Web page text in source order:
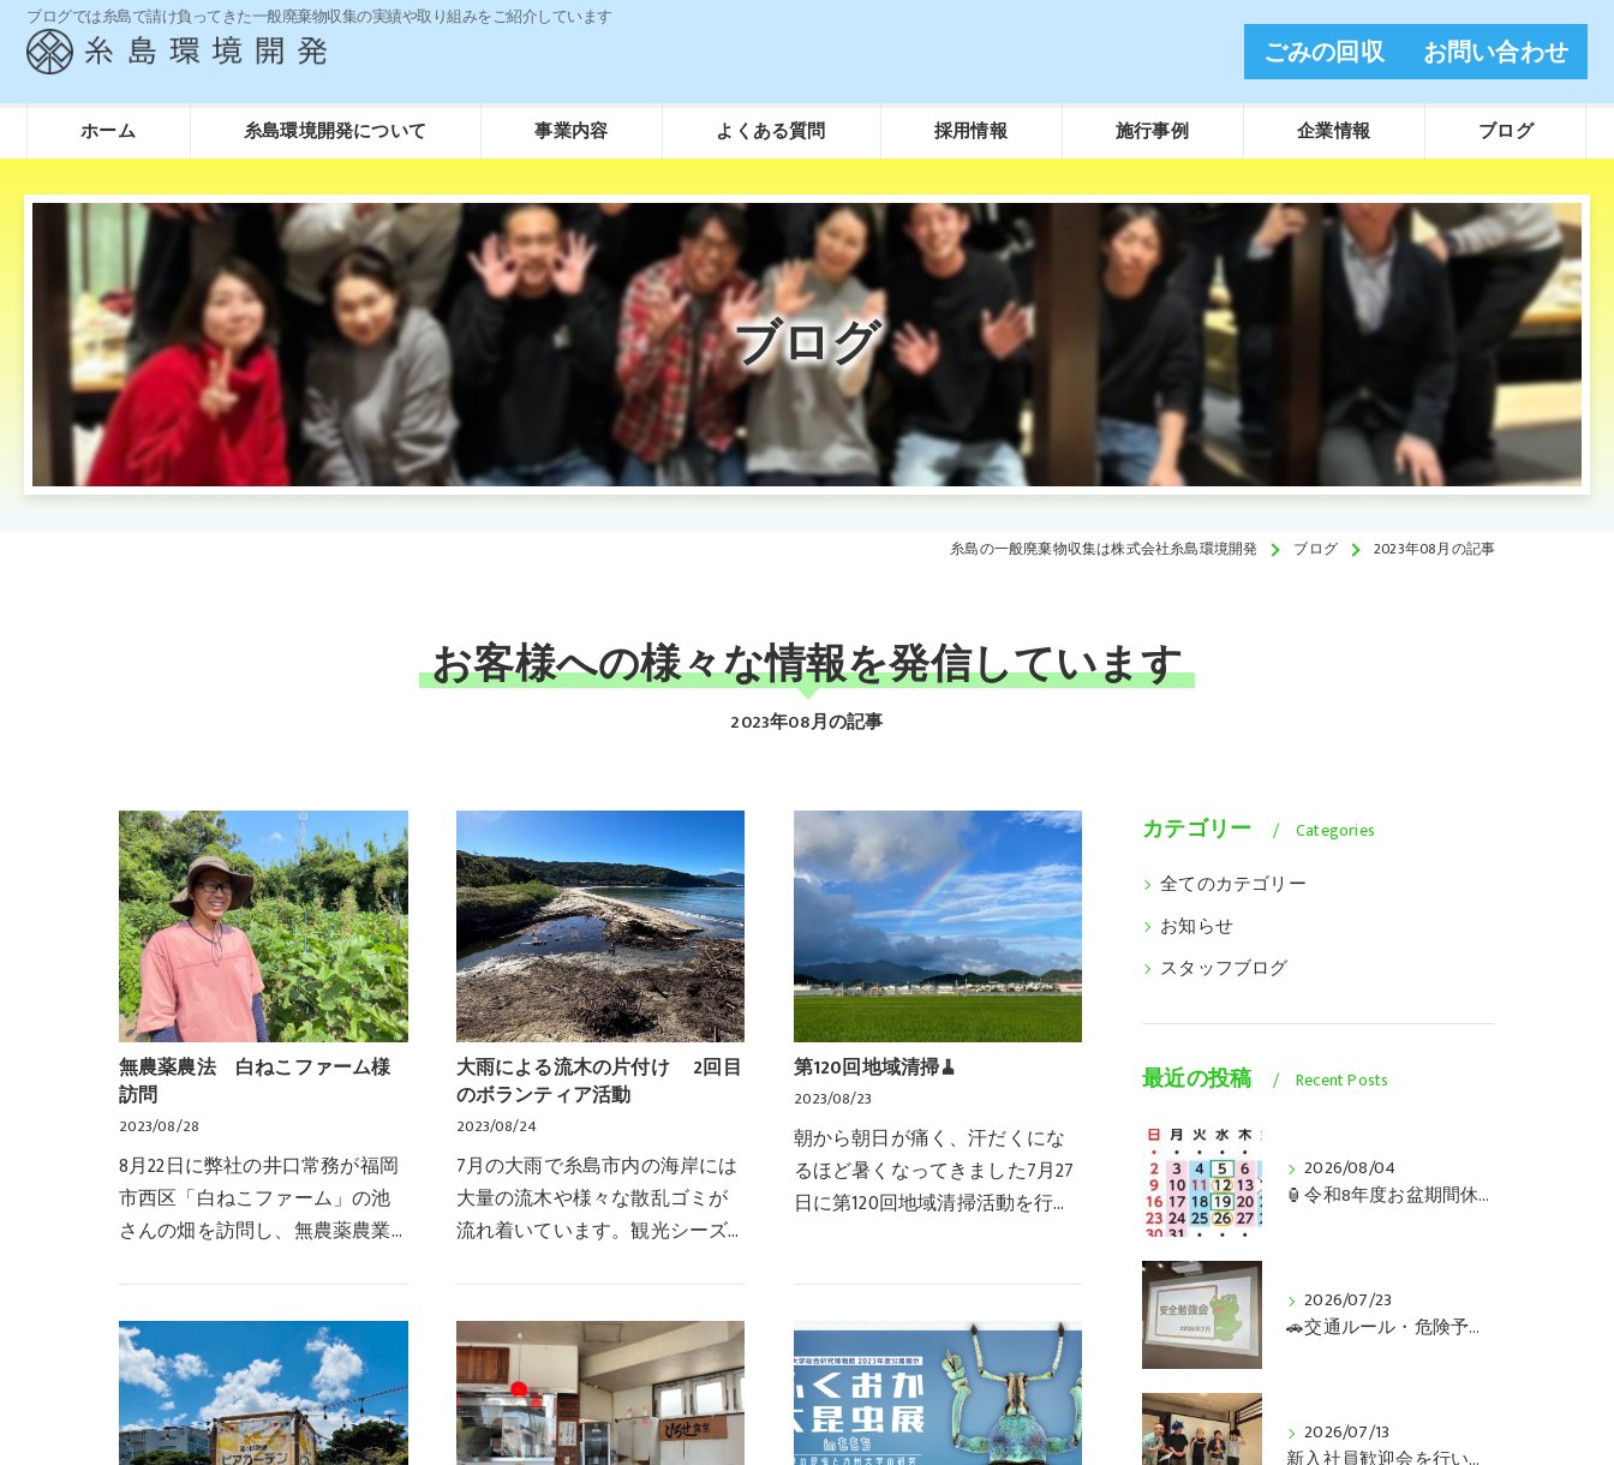
ブログでは糸島で請け負ってきた一般廃棄物収集の実績や取り組みをご紹介しています
ごみの回収 お問い合わせ
ホーム 糸島環境開発について 事業内容 よくある質問
粗大ごみについて
ごみ袋について（事業所用）
し尿汲取りについて
浄化槽について
その他のご質問について
採用情報 施行事例 企業情報 ブログ
ブログ
糸島の一般廃棄物収集は株式会社糸島環境開発 ブログ 2023年08月の記事
お客様への様々な情報を発信しています
2023年08月の記事
無農薬農法 白ねこファーム様
訪問
2023/08/28
8月22日に弊社の井口常務が福岡
市西区「白ねこファーム」の池
さんの畑を訪問し、無農薬農業
ました。池さんの畑は福岡市西
区北崎地区で「禅農法」という
循環農法で、化学肥料…
大雨による流木の片付け 2回目
のボランティア活動
2023/08/24
7月の大雨で糸島市内の海岸には
大量の流木や様々な散乱ゴミが
流れ着いています。観光シーズ
などの問題で地域住民の方が大
変困っておられるとおられま
す。先週に続き、2回目…
第120回地域清掃🧹
2023/08/23
朝から朝日が痛く、汗だくにな
るほど暑くなってきました7月27
日に第120回地域清掃活動を行い
～こちらは会社前の…
カテゴリー Categories
全てのカテゴリー
お知らせ
スタッフブログ
最近の投稿 Recent Posts
2026/08/04
🏮令和8年度お盆期間休業のご案内🏮
2026/07/23
🚗交通ルール・危険予知の安全勉強会を行いました🚛
2026/07/13